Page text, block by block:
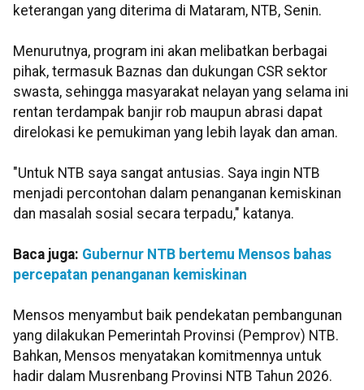
keterangan yang diterima di Mataram, NTB, Senin.
Menurutnya, program ini akan melibatkan berbagai
pihak, termasuk Baznas dan dukungan CSR sektor
swasta, sehingga masyarakat nelayan yang selama ini
rentan terdampak banjir rob maupun abrasi dapat
direlokasi ke pemukiman yang lebih layak dan aman.
"Untuk NTB saya sangat antusias. Saya ingin NTB
menjadi percontohan dalam penanganan kemiskinan
dan masalah sosial secara terpadu," katanya.
Baca juga: Gubernur NTB bertemu Mensos bahas
percepatan penanganan kemiskinan
Mensos menyambut baik pendekatan pembangunan
yang dilakukan Pemerintah Provinsi (Pemprov) NTB.
Bahkan, Mensos menyatakan komitmennya untuk
hadir dalam Musrenbang Provinsi NTB Tahun 2026.